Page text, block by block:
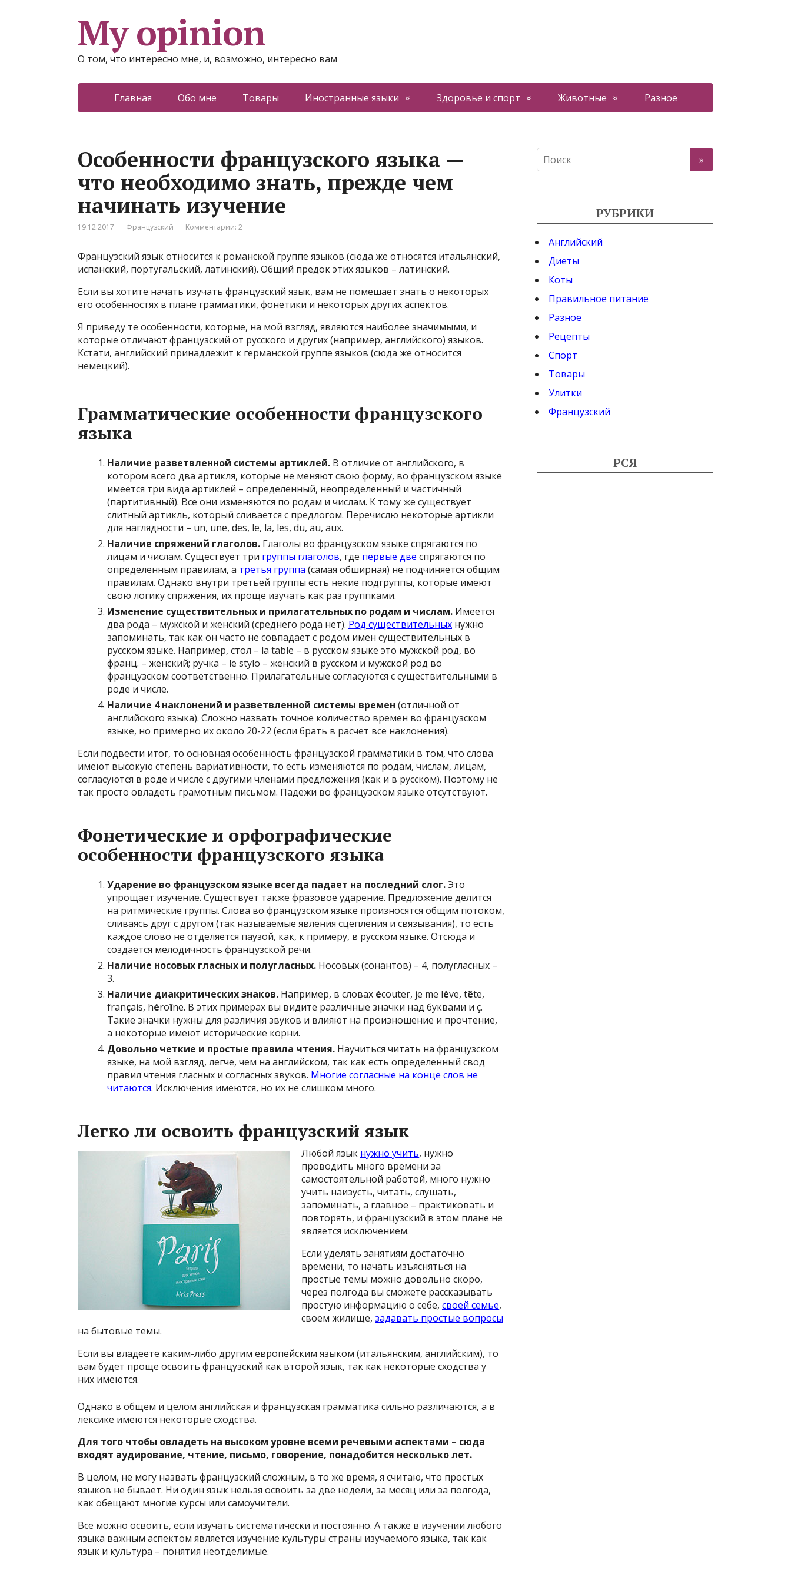
My opinion
О том, что интересно мне, и, возможно, интересно вам
Главная Обо мне Товары Иностранные языки Здоровье и спорт Животные Разное
Особенности французского языка —
что необходимо знать, прежде чем
начинать изучение
19.12.2017 Французский Комментарии: 2
Французский язык относится к романской группе языков (сюда же относятся итальянский,
испанский, португальский, латинский). Общий предок этих языков – латинский.
Если вы хотите начать изучать французский язык, вам не помешает знать о некоторых
его особенностях в плане грамматики, фонетики и некоторых других аспектов.
Я приведу те особенности, которые, на мой взгляд, являются наиболее значимыми, и
которые отличают французский от русского и других (например, английского) языков.
Кстати, английский принадлежит к германской группе языков (сюда же относится
немецкий).
Грамматические особенности французского
языка
Наличие разветвленной системы артиклей. В отличие от английского, в
котором всего два артикля, которые не меняют свою форму, во французском языке
имеется три вида артиклей – определенный, неопределенный и частичный
(партитивный). Все они изменяются по родам и числам. К тому же существует
слитный артикль, который сливается с предлогом. Перечислю некоторые артикли
для наглядности – un, une, des, le, la, les, du, au, aux.
Наличие спряжений глаголов. Глаголы во французском языке спрягаются по
лицам и числам. Существует три группы глаголов, где первые две спрягаются по
определенным правилам, а третья группа (самая обширная) не подчиняется общим
правилам. Однако внутри третьей группы есть некие подгруппы, которые имеют
свою логику спряжения, их проще изучать как раз группками.
Изменение существительных и прилагательных по родам и числам. Имеется
два рода – мужской и женский (среднего рода нет). Род существительных нужно
запоминать, так как он часто не совпадает с родом имен существительных в
русском языке. Например, стол – la table – в русском языке это мужской род, во
франц. – женский; ручка – le stylo – женский в русском и мужской род во
французском соответственно. Прилагательные согласуются с существительными в
роде и числе.
Наличие 4 наклонений и разветвленной системы времен (отличной от
английского языка). Сложно назвать точное количество времен во французском
языке, но примерно их около 20-22 (если брать в расчет все наклонения).
Если подвести итог, то основная особенность французской грамматики в том, что слова
имеют высокую степень вариативности, то есть изменяются по родам, числам, лицам,
согласуются в роде и числе с другими членами предложения (как и в русском). Поэтому не
так просто овладеть грамотным письмом. Падежи во французском языке отсутствуют.
Фонетические и орфографические
особенности французского языка
Ударение во французском языке всегда падает на последний слог.Это
упрощает изучение. Существует также фразовое ударение. Предложение делится
на ритмические группы. Слова во французском языке произносятся общим потоком,
сливаясь друг с другом (так называемые явления сцепления и связывания), то есть
каждое слово не отделяется паузой, как, к примеру, в русском языке. Отсюда и
создается мелодичность французской речи.
Наличие носовых гласных и полугласных. Носовых (сонантов) – 4, полугласных –
3.
Наличие диакритических знаков. Например, в словах écouter, je me lève, tête,
français, héroïne. В этих примерах вы видите различные значки над буквами и ç.
Такие значки нужны для различия звуков и влияют на произношение и прочтение,
а некоторые имеют исторические корни.
Довольно четкие и простые правила чтения. Научиться читать на французском
языке, на мой взгляд, легче, чем на английском, так как есть определенный свод
правил чтения гласных и согласных звуков. Многие согласные на конце слов не
читаются. Исключения имеются, но их не слишком много.
Легко ли освоить французский язык
Любой язык нужно учить, нужно
проводить много времени за
самостоятельной работой, много нужно
учить наизусть, читать, слушать,
запоминать, а главное – практиковать и
повторять, и французский в этом плане не
является исключением.
Если уделять занятиям достаточно
времени, то начать изъясняться на
простые темы можно довольно скоро,
через полгода вы сможете рассказывать
простую информацию о себе, своей семье,
своем жилище, задавать простые вопросы
на бытовые темы.
Если вы владеете каким-либо другим европейским языком (итальянским, английским), то
вам будет проще освоить французский как второй язык, так как некоторые сходства у
них имеются.
Однако в общем и целом английская и французская грамматика сильно различаются, а в
лексике имеются некоторые сходства.
Для того чтобы овладеть на высоком уровне всеми речевыми аспектами – сюда
входят аудирование, чтение, письмо, говорение, понадобится несколько лет.
В целом, не могу назвать французский сложным, в то же время, я считаю, что простых
языков не бывает. Ни один язык нельзя освоить за две недели, за месяц или за полгода,
как обещают многие курсы или самоучители.
Все можно освоить, если изучать систематически и постоянно. А также в изучении любого
языка важным аспектом является изучение культуры страны изучаемого языка, так как
язык и культура – понятия неотделимые.
РУБРИКИ
Английский
Диеты
Коты
Правильное питание
Разное
Рецепты
Спорт
Товары
Улитки
Французский
РСЯ